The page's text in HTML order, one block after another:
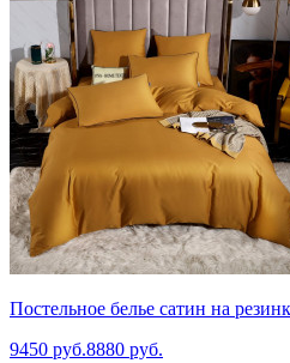
Постельное белье сатин на
9450 руб.8880 руб.